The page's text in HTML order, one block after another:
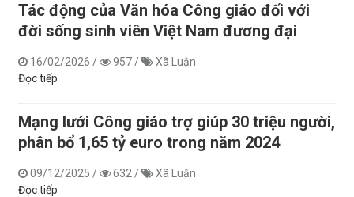
Tác động của Văn hóa Công giáo đối với
đời sống sinh viên Việt Nam đương đại
16/02/2026 / 957 /
Xã Luận
Đọc tiếp
Mạng lưới Công giáo trợ giúp 30 triệu người,
phân bổ 1,65 tỷ euro trong năm 2024
09/12/2025 / 632 /
Xã Luận
Đọc tiếp